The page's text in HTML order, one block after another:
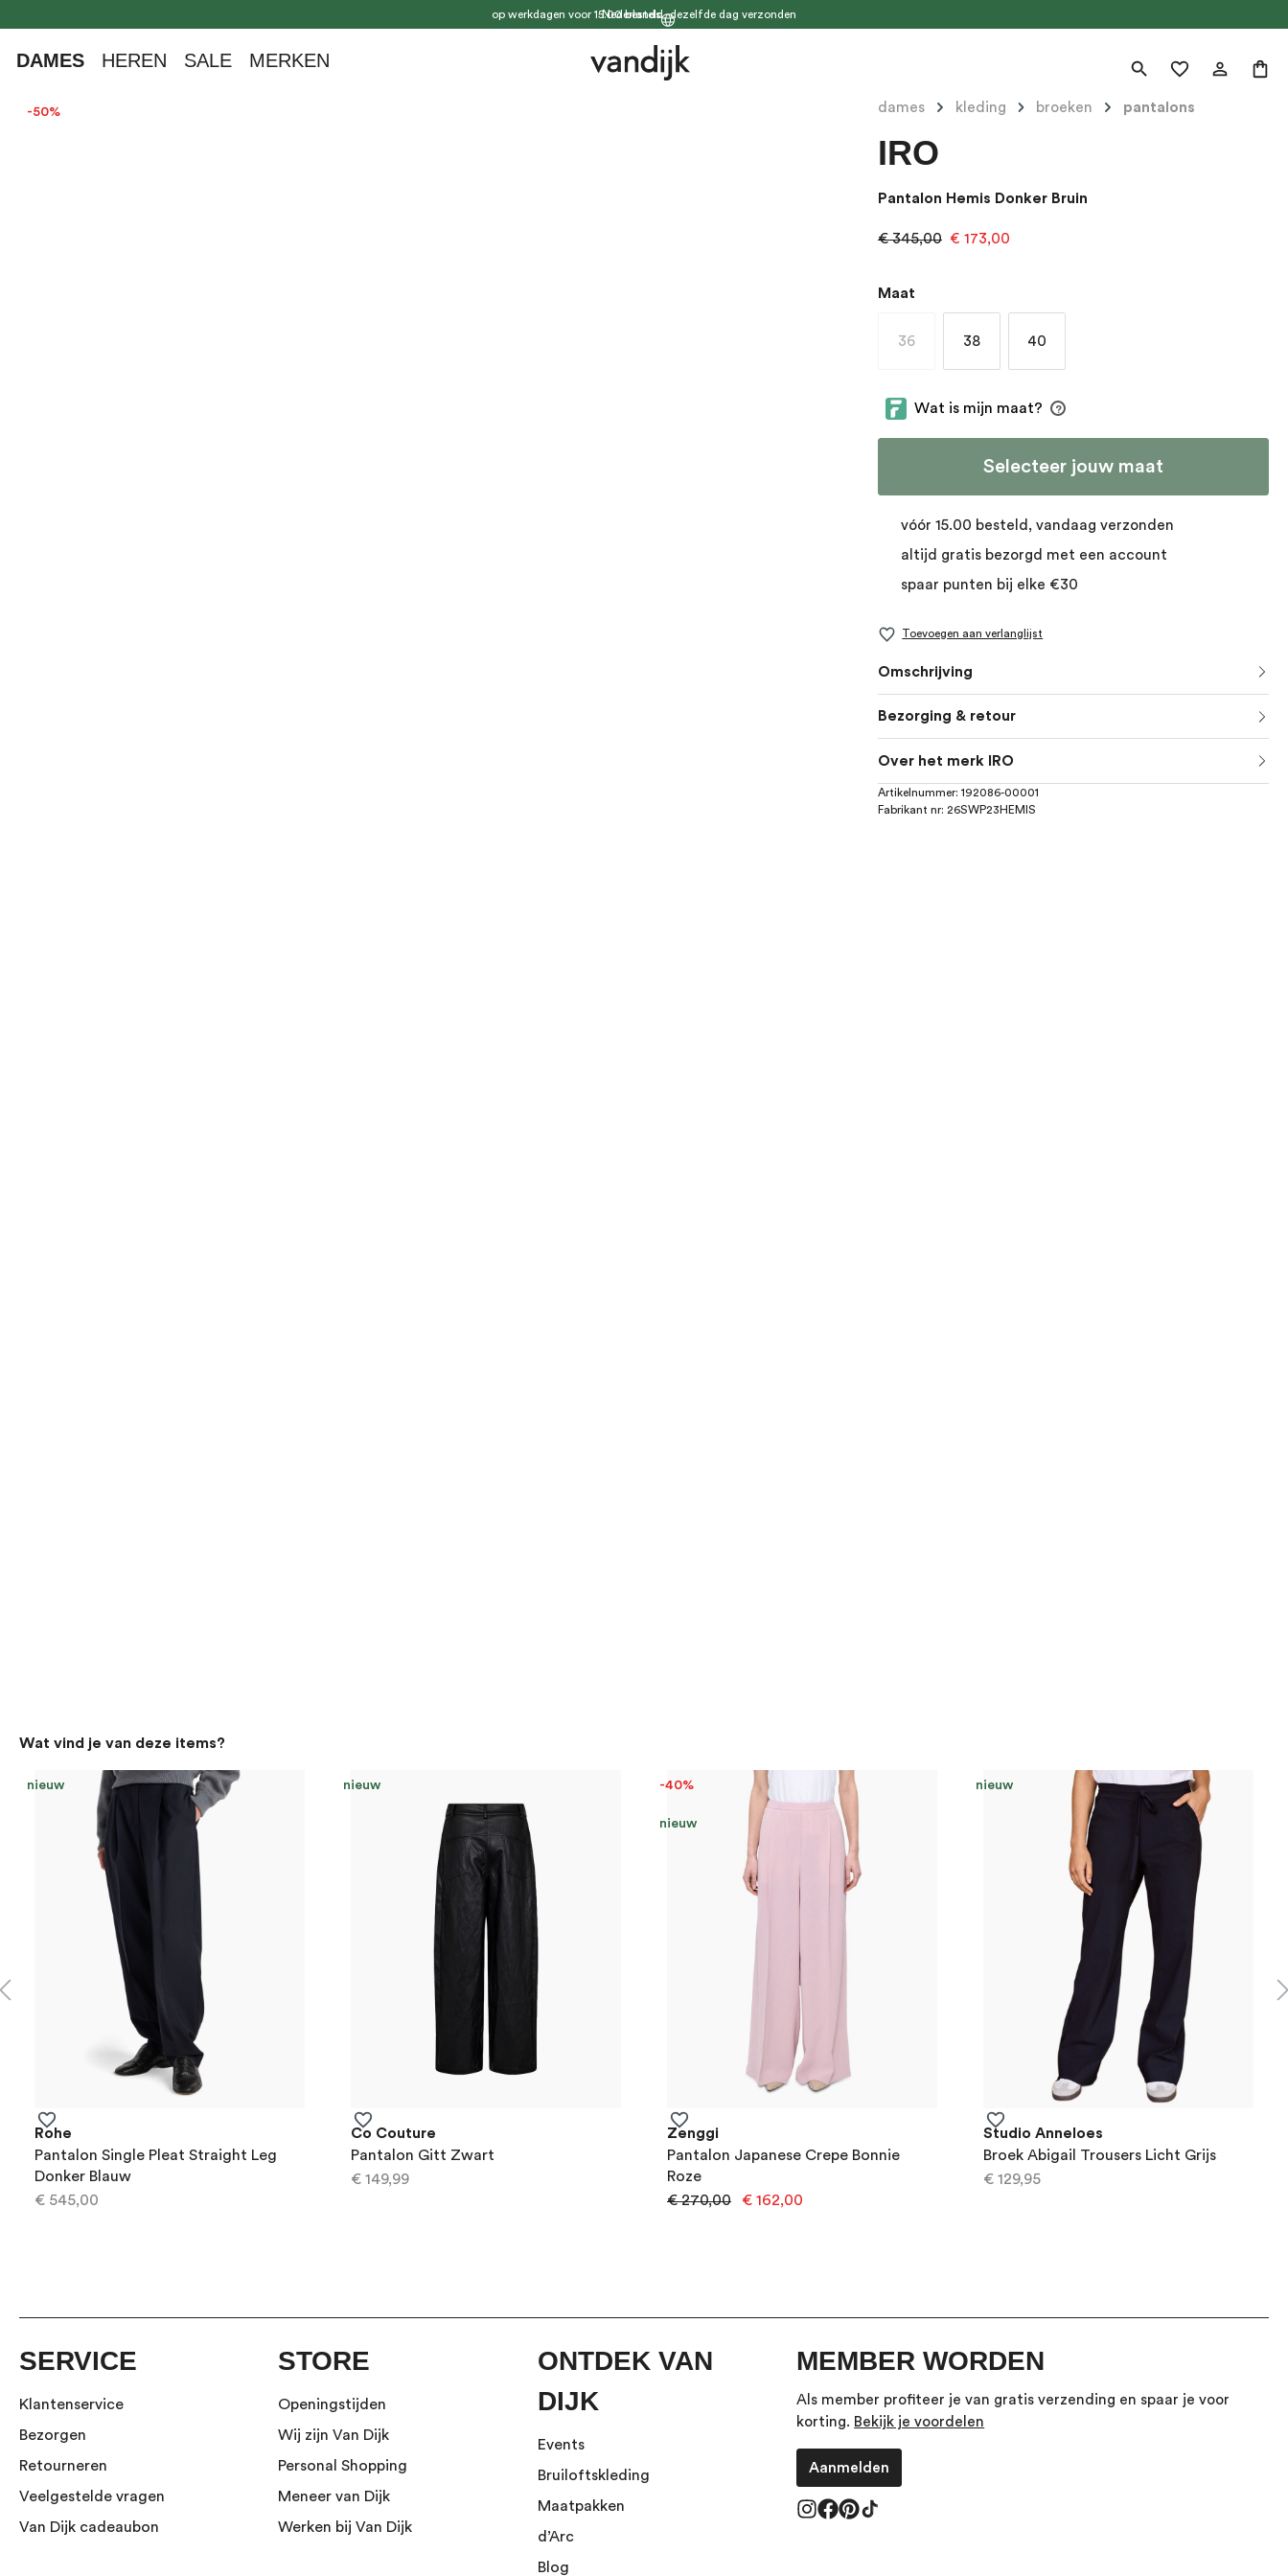
op werkdagen voor 15.00 besteld, dezelfde dag verzonden
Nederlands
DAMES HEREN SALE MERKEN
-50% dames kleding broeken pantalons
IRO
Pantalon Hemis Donker Bruin
€ 345,00 € 173,00
Selecteer
Maat
36
(Deze optie is momenteel niet beschikbaar.)
38 40
Selecteer jouw maat
vóór 15.00 besteld, vandaag verzonden
altijd gratis bezorgd met een account
spaar punten bij elke €30
Toevoegen aan verlanglijst
Omschrijving
Bezorging & retour
Over het merk IRO
Artikelnummer: 192086-00001
Fabrikant nr: 26SWP23HEMIS
Productgalerij overslaan
Wat vind je van deze items?
nieuw
Rohe
Pantalon Single Pleat Straight Leg
Donker Blauw
€ 545,00
nieuw
Co Couture
Pantalon Gitt Zwart
€ 149,99
-40%
nieuw
Zenggi
Pantalon Japanese Crepe Bonnie
Roze
€ 270,00
€ 162,00
nieuw
Studio Anneloes
Broek Abigail Trousers Licht Grijs
€ 129,95
SERVICE
Klantenservice
Bezorgen
Retourneren
Veelgestelde vragen
Van Dijk cadeaubon
STORE
Openingstijden
Wij zijn Van Dijk
Personal Shopping
Meneer van Dijk
Werken bij Van Dijk
ONTDEK VAN
DIJK
Events
Bruiloftskleding
Maatpakken
d’Arc
Blog
MEMBER WORDEN
Als member profiteer je van gratis verzending en spaar je voor
korting. Bekijk je voordelen
Aanmelden